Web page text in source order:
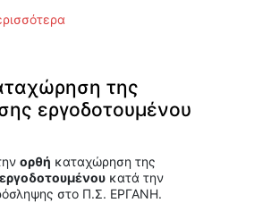
της
εργοδοτουμένου
ορθή καταχώρηση της
εργοδοτουμένουκατά την
στο Π.Σ. ΕΡΓΑΝΗ.